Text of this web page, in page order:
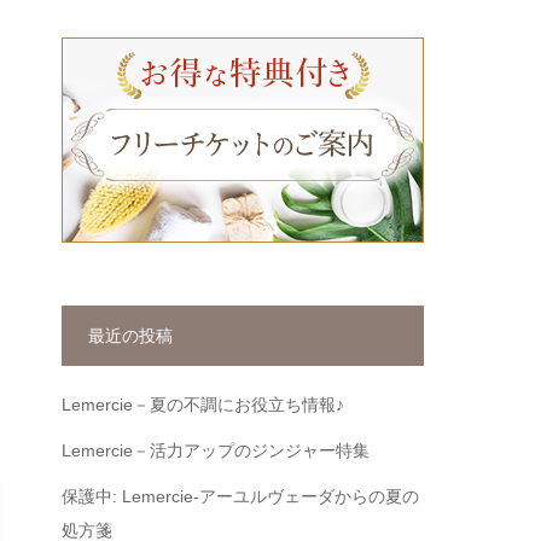
最近の投稿
Lemercie－夏の不調にお役立ち情報♪
Lemercie－活力アップのジンジャー特集
保護中: Lemercie-アーユルヴェーダからの夏の
処方箋